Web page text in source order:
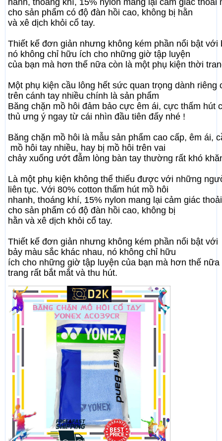
hanh, thoáng khí, 15% nylon mang lại cảm giác
cho sản phẩm có độ đàn hồi cao, không bị hằn
và xê dịch khỏi cổ tay.
Thiết kế đơn giản nhưng không kém phần nổi bật
nó không chỉ hữu ích cho những giờ tập luyện
của bạn mà hơn thế nữa còn là một phụ kiện thời
Một phụ kiện cầu lông hết sức quan trọng dành
trên cánh tay nhiều chính là sản phẩm
Băng chặn mồ hôi đảm bảo cực êm ái, cực thấm hút
thủ ưng ý ngay từ cái nhìn đầu tiên đấy nhé !
Băng chặn mồ hôi là mẫu sản phẩm cao cấp, êm ái,
mồ hôi tay nhiều, hay bị mồ hôi trên vai
chảy xuống ướt đẫm lòng bàn tay thường rất khó
Là một phụ kiện không thể thiếu được với những
liên tục. Với 80% cotton thấm hút mồ hôi
nhanh, thoáng khí, 15% nylon mang lại cảm giác
cho sản phẩm có độ đàn hồi cao, không bị
hằn và xê dịch khỏi cổ tay.
Thiết kế đơn giản nhưng không kém phần nổi bật với
bảy màu sắc khác nhau, nó không chỉ hữu
ích cho những giờ tập luyện của bạn mà hơn thế
trang rất bắt mắt và thu hút.